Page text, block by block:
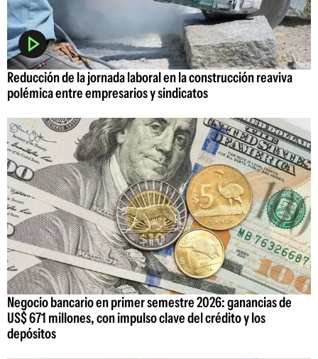
Reducción de la jornada laboral en la construcción reaviva
polémica entre empresarios y sindicatos
Negocio bancario en primer semestre 2026: ganancias de
US$ 671 millones, con impulso clave del crédito y los
depósitos